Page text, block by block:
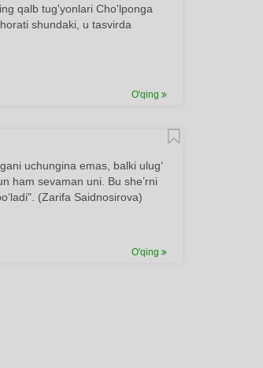
qalb tug'yonlari Cho'lponga
shundaki, u tasvirda
O'qing
uchungina emas, balki ulug‘
ham sevaman uni. Bu she’rni
(Zarifa Saidnosirova)
O'qing